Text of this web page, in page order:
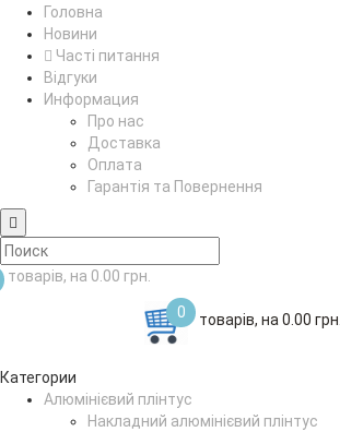
Головна
Новини
Часті питання
Відгуки
Информация
Про нас
Доставка
Оплата
Гарантія та Повернення
товарів, на 0.00 грн.
0 товарів, на 0.00 грн.
Категории
Алюмінієвий плінтус
Накладний алюмінієвий плінтус